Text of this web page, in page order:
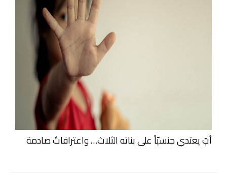
أبٌ يعتدي جنسيّاً على بناته الثلاث… واعترافاتٌ صادمة